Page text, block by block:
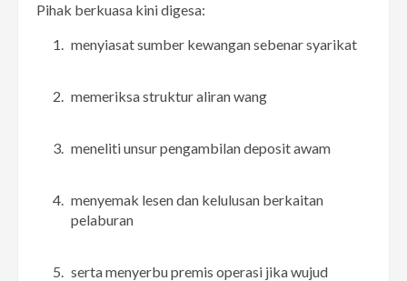
Pihak berkuasa kini digesa:
menyiasat sumber kewangan sebenar syarikat
memeriksa struktur aliran wang
meneliti unsur pengambilan deposit awam
menyemak lesen dan kelulusan berkaitan
pelaburan
serta menyerbu premis operasi jika wujud